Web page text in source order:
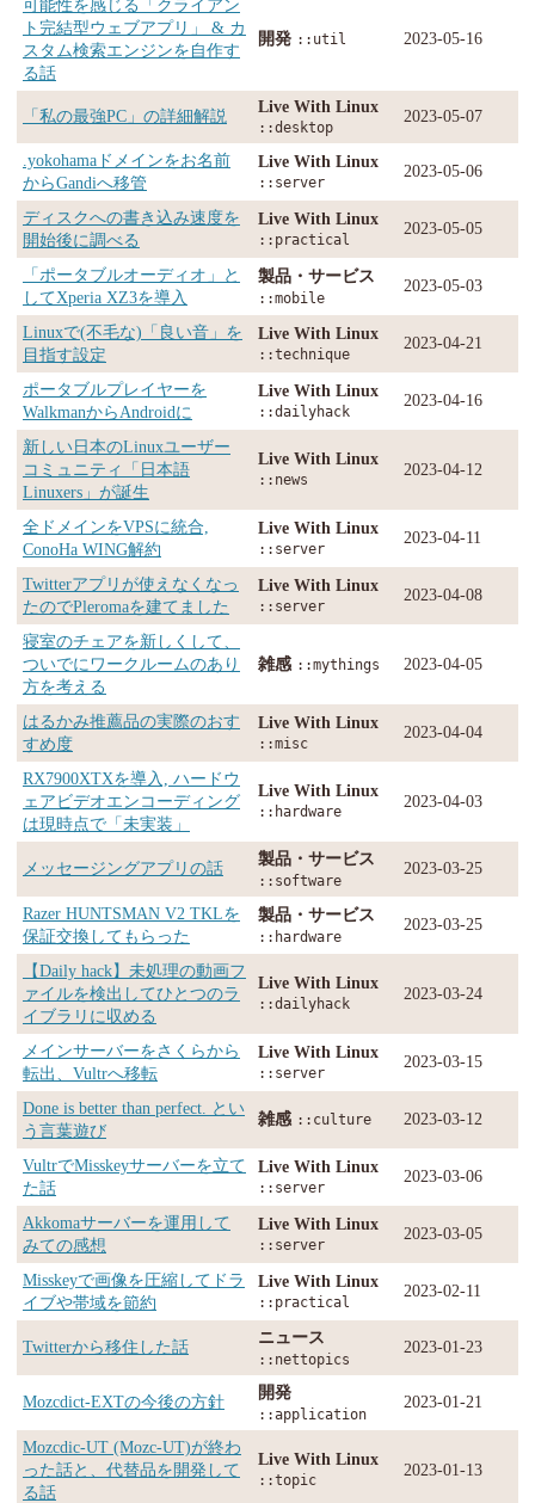
可能性を感じる「クライアン
ト完結型ウェブアプリ」 & カ
スタム検索エンジンを自作す
る話
開発 ::util 2023-05-16
「私の最強PC」の詳細解説 Live With Linux
::desktop
2023-05-07
.yokohamaドメインをお名前
からGandiへ移管
Live With Linux
::server
2023-05-06
ディスクへの書き込み速度を
開始後に調べる
Live With Linux
::practical
2023-05-05
「ポータブルオーディオ」と
してXperia XZ3を導入
製品・サービス
::mobile
2023-05-03
Linuxで(不毛な)「良い音」を
目指す設定
Live With Linux
::technique
2023-04-21
ポータブルプレイヤーを
WalkmanからAndroidに
Live With Linux
::dailyhack
2023-04-16
新しい日本のLinuxユーザー
コミュニティ「日本語
Linuxers」が誕生
Live With Linux
::news
2023-04-12
全ドメインをVPSに統合,
ConoHa WING解約
Live With Linux
::server
2023-04-11
Twitterアプリが使えなくなっ
たのでPleromaを建てました
Live With Linux
::server
2023-04-08
寝室のチェアを新しくして、
ついでにワークルームのあり
方を考える
雑感 ::mythings 2023-04-05
はるかみ推薦品の実際のおす
すめ度
Live With Linux
::misc
2023-04-04
RX7900XTXを導入, ハードウ
ェアビデオエンコーディング
は現時点で「未実装」
Live With Linux
::hardware
2023-04-03
メッセージングアプリの話 製品・サービス
::software
2023-03-25
Razer HUNTSMAN V2 TKLを
保証交換してもらった
製品・サービス
::hardware
2023-03-25
【Daily hack】未処理の動画フ
ァイルを検出してひとつのラ
イブラリに収める
Live With Linux
::dailyhack
2023-03-24
メインサーバーをさくらから
転出、Vultrへ移転
Live With Linux
::server
2023-03-15
Done is better than perfect. とい
う言葉遊び
雑感 ::culture 2023-03-12
VultrでMisskeyサーバーを立て
た話
Live With Linux
::server
2023-03-06
Akkomaサーバーを運用して
みての感想
Live With Linux
::server
2023-03-05
Misskeyで画像を圧縮してドラ
イブや帯域を節約
Live With Linux
::practical
2023-02-11
Twitterから移住した話 ニュース
::nettopics
2023-01-23
Mozcdict-EXTの今後の方針 開発
::application
2023-01-21
Mozcdic-UT (Mozc-UT)が終わ
った話と、代替品を開発して
る話
Live With Linux
::topic
2023-01-13